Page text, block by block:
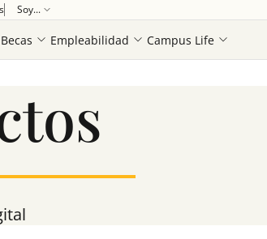
Soy...
Empleabilidad Campus Life